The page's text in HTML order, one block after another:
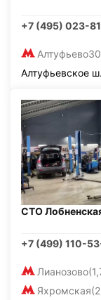
+7 (495) 023-
Алтуфьево
Алтуфьевское
СТО
+7 (499) 110-
Лианозово
Яхромская